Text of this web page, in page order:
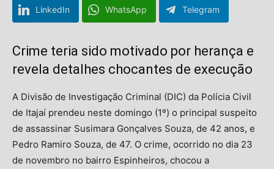
LinkedIn WhatsApp Telegram
Crime teria sido motivado por herança e
revela detalhes chocantes de execução
A Divisão de Investigação Criminal (DIC) da Polícia Civil
de Itajaí prendeu neste domingo (1º) o principal suspeito
de assassinar Susimara Gonçalves Souza, de 42 anos, e
Pedro Ramiro Souza, de 47. O crime, ocorrido no dia 23
de novembro no bairro Espinheiros, chocou a